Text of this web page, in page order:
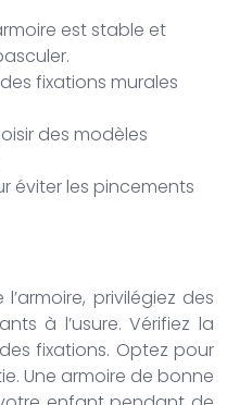
est stable et
fixations murales
des modèles
éviter les pincements
privilégiez des
à l’usure. Vérifiez la
fixations. Optez pour
Une armoire de bonne